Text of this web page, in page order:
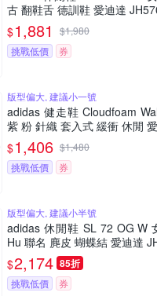
古 翻鞋舌 德訓鞋 愛迪達
$1,881 $1,980
挑戰低價
券
版型偏大, 建議小一號
adidas 健走鞋 Cloudfoam
紫 粉 針織 套入式 緩衝 休閒
$1,406 $1,480
挑戰低價
券
版型偏大, 建議小半號
adidas 休閒鞋 SL 72 OG W
Hu 聯名 麂皮 蝴蝶結 愛迪達
$2,174 85折
挑戰低價 券